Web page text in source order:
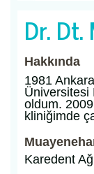
Dr.
Hakkında
1981
Üniversitesi
oldum. 2009
kliniğimde
Karedent